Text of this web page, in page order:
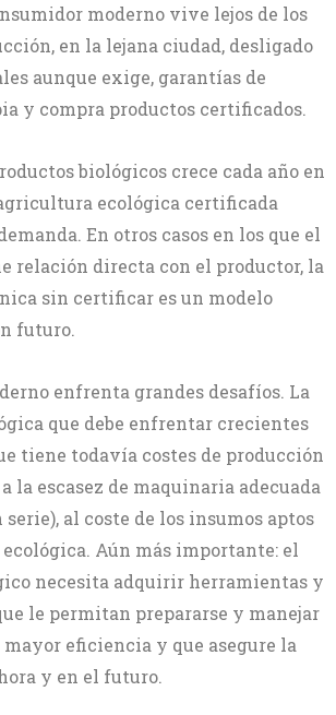
moderno vive lejos de los
en la lejana ciudad, desligado
aunque exige, garantías de
y compra productos certificados.
biológicos crece cada año en
ecológica certificada
En otros casos en los que el
relación directa con el productor, la
sin certificar es un modelo
futuro.
enfrenta grandes desafíos. La
que debe enfrentar crecientes
tiene todavía costes de producción
la escasez de maquinaria adecuada
al coste de los insumos aptos
Aún más importante: el
necesita adquirir herramientas y
le permitan prepararse y manejar
mayor eficiencia y que asegure la
y en el futuro.